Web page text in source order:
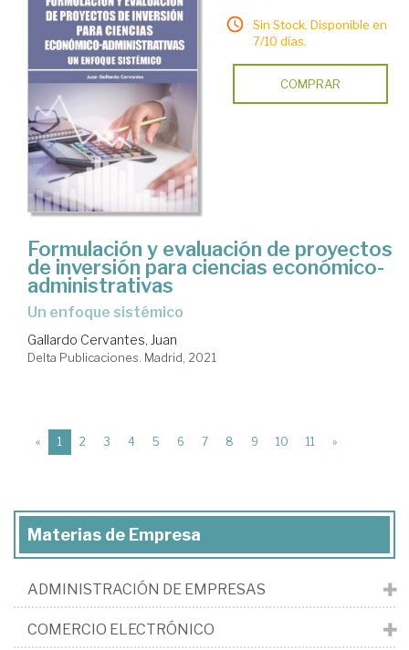
Sin Stock. Disponible en
7/10 días.
COMPRAR
Formulación y evaluación de proyectos
de inversión para ciencias económico-
administrativas
un enfoque sistémico
Gallardo Cervantes, Juan
Delta Publicaciones. Madrid, 2021
« 1 (current)
2 3 4 5 6 7 8 9 10 11 »
Materias de Empresa
ADMINISTRACIÓN DE EMPRESAS
COMERCIO ELECTRÓNICO